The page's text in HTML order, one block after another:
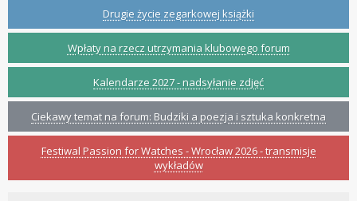
Drugie życie zegarkowej książki
Wpłaty na rzecz utrzymania klubowego forum
Kalendarze 2027 - nadsyłanie zdjęć
Ciekawy temat na forum: Budziki a poezja i sztuka konkretna
Festiwal Passion for Watches - Wrocław 2026 - transmisje
wykładów